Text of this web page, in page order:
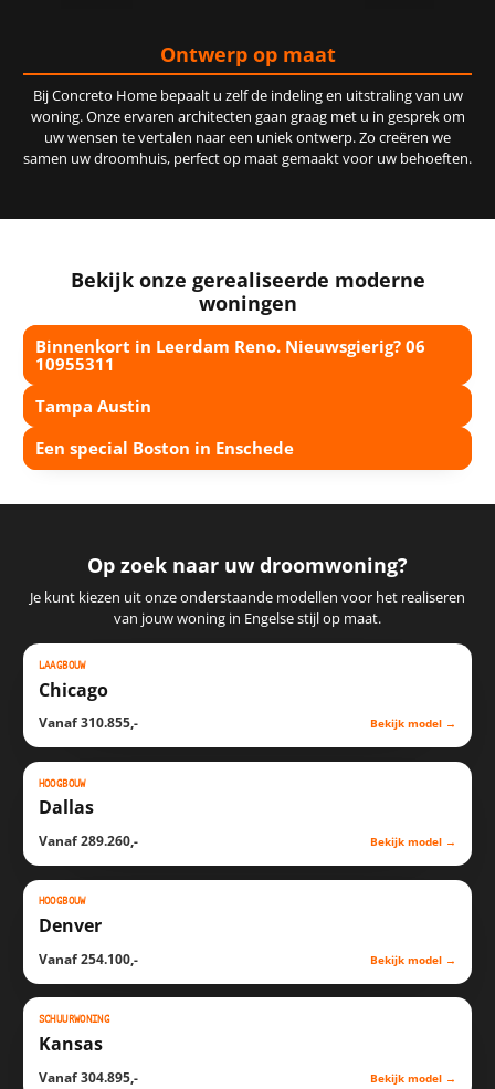
Ontwerp op maat
Bij Concreto Home bepaalt u zelf de indeling en uitstraling van uw
woning. Onze ervaren architecten gaan graag met u in gesprek om
uw wensen te vertalen naar een uniek ontwerp. Zo creëren we
samen uw droomhuis, perfect op maat gemaakt voor uw behoeften.
Bekijk onze gerealiseerde moderne
woningen
Binnenkort in Leerdam Reno. Nieuwsgierig? 06
10955311
Tampa Austin
Een special Boston in Enschede
Op zoek naar uw droomwoning?
Je kunt kiezen uit onze onderstaande modellen voor het realiseren
van jouw woning in Engelse stijl op maat.
SCHETS
LAAGBOUW
Chicago
Vanaf 310.855,- Bekijk model →
SCHETS
HOOGBOUW
Dallas
Vanaf 289.260,- Bekijk model →
SCHETS
HOOGBOUW
Denver
Vanaf 254.100,- Bekijk model →
SCHETS
SCHUURWONING
Kansas
Vanaf 304.895,- Bekijk model →